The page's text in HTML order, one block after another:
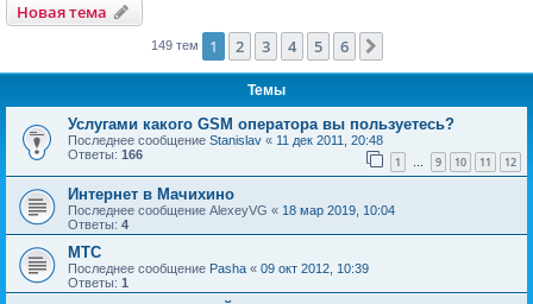
Новая тема
149 тем 1 2 3 4 5 6
Темы
Услугами какого GSM оператора вы пользуетесь?
Последнее сообщение Stanislav « 11 дек 2011, 20:48
Ответы: 166 1 … 9 10 11 12
Интернет в Мачихино
Последнее сообщение AlexeyVG « 18 мар 2019, 10:04
Ответы: 4
МТС
Последнее сообщение Pasha « 09 окт 2012, 10:39
Ответы: 1